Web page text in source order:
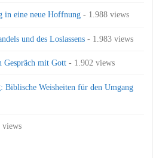
in eine neue Hoffnung - 1.988 views
und des Loslassens - 1.983 views
Gespräch mit Gott - 1.902 views
Biblische Weisheiten für den Umgang
views